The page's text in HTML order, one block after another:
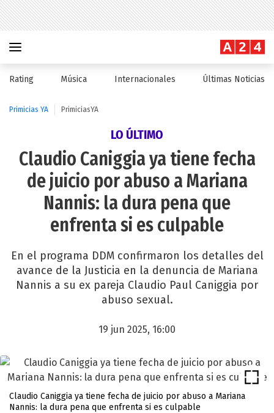
Rating Música Internacionales Últimas Noticias
Primicias YA PrimiciasYA
LO ÚLTIMO
Claudio Caniggia ya tiene fecha
de juicio por abuso a Mariana
Nannis: la dura pena que
enfrenta si es culpable
En el programa DDM confirmaron los detalles del
avance de la Justicia en la denuncia de Mariana
Nannis a su ex pareja Claudio Paul Caniggia por
abuso sexual.
19 jun 2025, 16:00
Claudio Caniggia ya tiene fecha de juicio por abuso a Mariana
Nannis: la dura pena que enfrenta si es culpable